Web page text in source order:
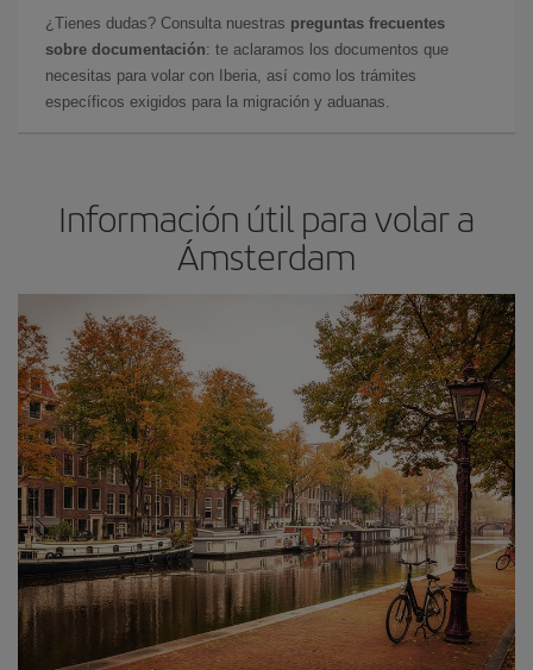
¿Tienes dudas? Consulta nuestras preguntas frecuentes
sobre documentación: te aclaramos los documentos que
necesitas para volar con Iberia, así como los trámites
específicos exigidos para la migración y aduanas.
Información útil para volar a
Ámsterdam